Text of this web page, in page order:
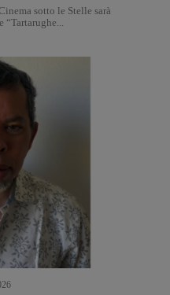
sotto le Stelle sarà